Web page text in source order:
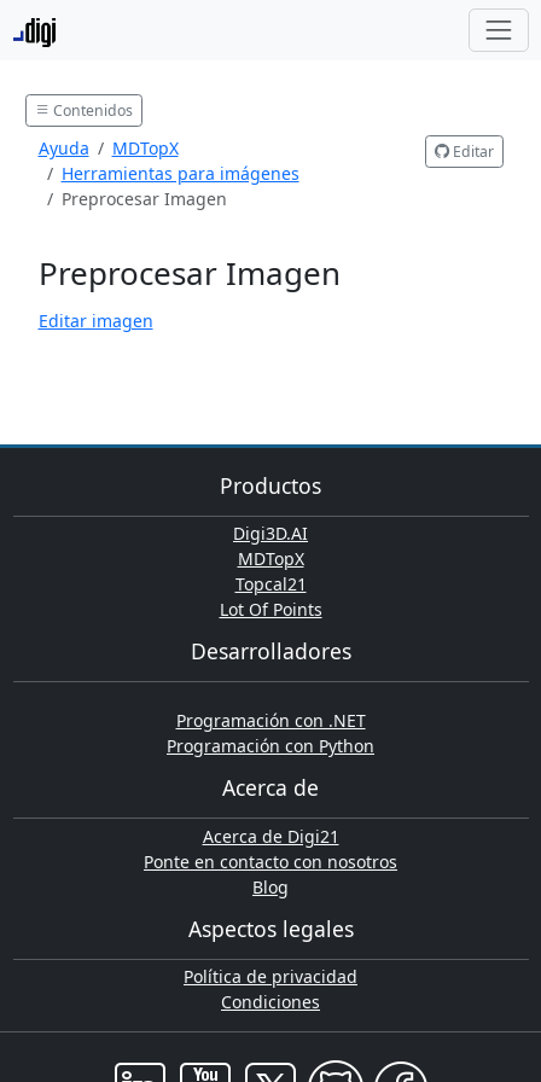
Contenidos
Ayuda
MDTopX
Herramientas para imágenes
Preprocesar Imagen
Editar
Preprocesar Imagen
Editar imagen
Productos
Digi3D.AI
MDTopX
Topcal21
Lot Of Points
Desarrolladores
Programación con .NET
Programación con Python
Acerca de
Acerca de Digi21
Ponte en contacto con nosotros
Blog
Aspectos legales
Política de privacidad
Condiciones